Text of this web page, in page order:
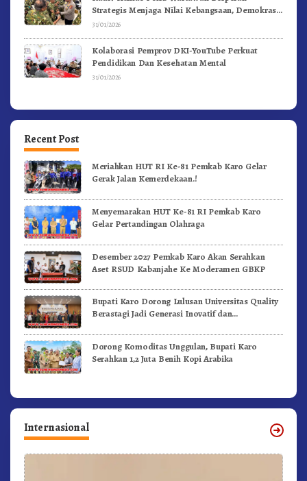
Strategis Menjaga Nilai Kebangsaan, Demokrasi,
dan NKRI
31/01/2026
Kolaborasi Pemprov DKI-YouTube Perkuat
Pendidikan Dan Kesehatan Mental
31/01/2026
Recent Post
Meriahkan HUT RI Ke-81 Pemkab Karo Gelar
Gerak Jalan Kemerdekaan.!
Menyemarakan HUT Ke-81 RI Pemkab Karo
Gelar Pertandingan Olahraga
Desember 2027 Pemkab Karo Akan Serahkan
Aset RSUD Kabanjahe Ke Moderamen GBKP
Bupati Karo Dorong Lulusan Universitas Quality
Berastagi Jadi Generasi Inovatif dan
Dorong Komoditas Unggulan, Bupati Karo
Serahkan 1,2 Juta Benih Kopi Arabika
Internasional